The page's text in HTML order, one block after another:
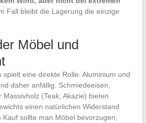
Fall bleibt die Lagerung die einzige
Möbel und
spielt eine direkte Rolle. Aluminium und
daher anfällig. Schmiedeeisen,
(Teak, Akazie) bieten
einen natürlichen Widerstand
sollte man Möbel bevorzugen,